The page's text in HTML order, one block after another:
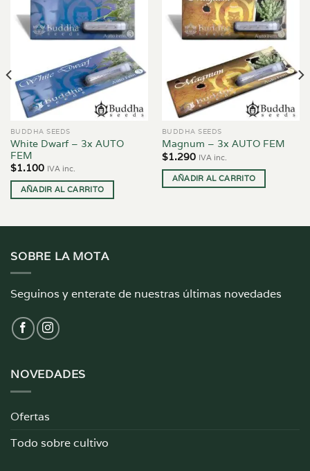
BUDDHA SEEDS
White Dwarf – 3x AUTO
FEM
$1.100 IVA inc.
AÑADIR AL CARRITO
BUDDHA SEEDS
Magnum – 3x AUTO FEM
$1.290 IVA inc.
AÑADIR AL CARRITO
SOBRE LA MOTA
Seguinos y enterate de nuestras últimas novedades
NOVEDADES
Ofertas
Todo sobre cultivo